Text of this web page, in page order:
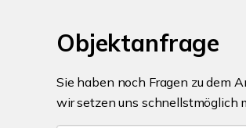
Objektanfrage
Sie haben noch Fragen zu dem
wir setzen uns schnellstmöglich